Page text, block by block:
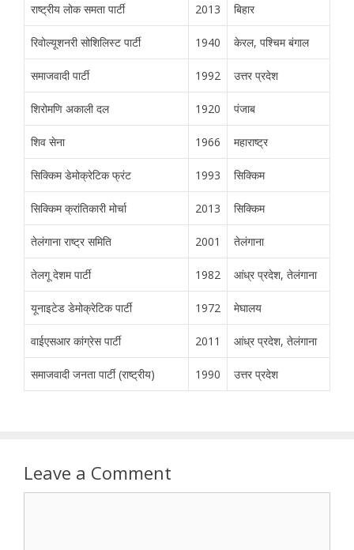
राष्ट्रीय लोक समता पार्टी 2013 बिहार
रिवोल्यूशनरी सोशिलिस्ट पार्टी 1940 केरल, पश्चिम बंगाल
समाजवादी पार्टी 1992 उत्तर प्रदेश
शिरोमणि अकाली दल 1920 पंजाब
शिव सेना 1966 महाराष्ट्र
सिक्किम डेमोक्रेटिक फ्रंट 1993 सिक्किम
सिक्किम क्रांतिकारी मोर्चा 2013 सिक्किम
तेलंगाना राष्ट्र समिति 2001 तेलंगाना
तेलगू देशम पार्टी 1982 आंध्र प्रदेश, तेलंगाना
यूनाइटेड डेमोक्रेटिक पार्टी 1972 मेघालय
वाईएसआर कांग्रेस पार्टी 2011 आंध्र प्रदेश, तेलंगाना
समाजवादी जनता पार्टी (राष्ट्रीय) 1990 उत्तर प्रदेश
Leave a Comment